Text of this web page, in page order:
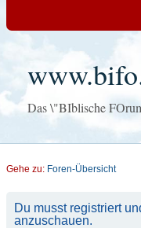
Das \"BIblische
Gehe zu: Foren-Übersicht
Du musst registriert
anzuschauen.